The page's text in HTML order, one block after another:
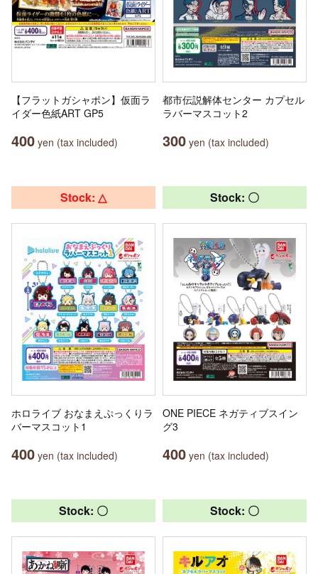
【フラットガシャポン】仮面ラ
イダー色紙ART GP5
400 yen (tax included)
都市伝説解体センター カプセル
ラバーマスコット2
300 yen (tax included)
Stock: △
ホロライブ おなまえぷっくりラ
バーマスコット1
400 yen (tax included)
Stock: 〇
ONE PIECE ネガティブスイン
グ3
400 yen (tax included)
Stock: 〇 Stock: 〇